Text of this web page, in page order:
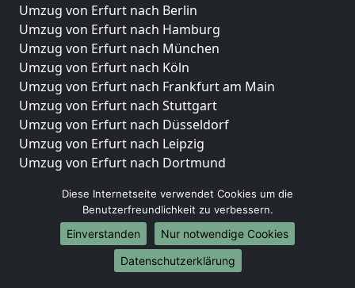
Umzug von Erfurt nach Berlin
Umzug von Erfurt nach Hamburg
Umzug von Erfurt nach München
Umzug von Erfurt nach Köln
Umzug von Erfurt nach Frankfurt am Main
Umzug von Erfurt nach Stuttgart
Umzug von Erfurt nach Düsseldorf
Umzug von Erfurt nach Leipzig
Umzug von Erfurt nach Dortmund
Umzug von Erfurt nach Bremen
Umzug von Erfurt nach Dresden
Umzug von Erfurt nach Hannover
Umzug von Erfurt nach Nürnberg
Umzug von Erfurt nach Duisburg
Diese Internetseite verwendet Cookies um die
Benutzerfreundlichkeit zu verbessern.
Einverstanden
Nur notwendige Cookies
Datenschutzerklärung